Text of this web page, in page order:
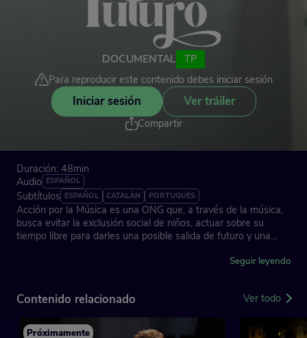
DOCUMENTAL
TP
Para reproducir este contenido debes iniciar sesión
Iniciar sesión Ver tráiler
Compartir
Duración: 48min
Audio ESPAÑOL
Subtítulos ESPAÑOL CATALÁN PORTUGUÉS
Acción por la Música es una ONG que, a través de la música,
busca evitar la exclusión social de niños, actuar sobre su
tiempo libre para darles una posible salida de futuro y una
de ellos en el camino a un concierto en el Auditorio Nacional
que recorren. Hablan sus profesores, sus psicólogos, sus
Seguir leyendo
Contenido relacionado Ver todo
Próximamente